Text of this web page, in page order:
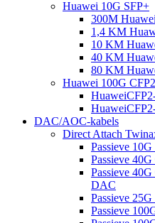
Huawei 10G SFP+
300M
1,4 KM
10 KM
40 KM
80 KM
Huawei 100G CFP2
DAC/AOC-kabels
Direct Attach
Passieve
Passieve
Passieve
DAC
Passieve
Passieve